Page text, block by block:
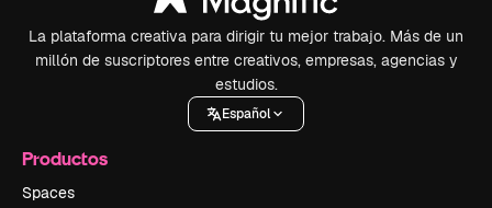
La plataforma creativa para dirigir tu mejor trabajo. Más de un
millón de suscriptores entre creativos, empresas, agencias y
estudios.
Español
Productos
Spaces